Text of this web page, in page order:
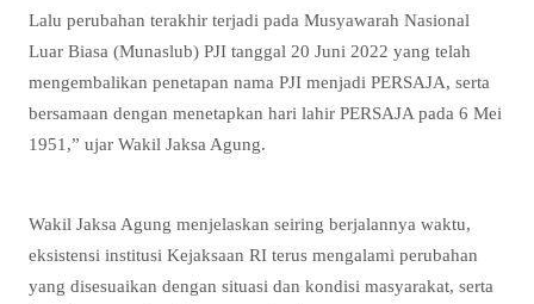
Lalu perubahan terakhir terjadi pada Musyawarah Nasional
Luar Biasa (Munaslub) PJI tanggal 20 Juni 2022 yang telah
mengembalikan penetapan nama PJI menjadi PERSAJA, serta
bersamaan dengan menetapkan hari lahir PERSAJA pada 6 Mei
1951,” ujar Wakil Jaksa Agung.
Wakil Jaksa Agung menjelaskan seiring berjalannya waktu,
eksistensi institusi Kejaksaan RI terus mengalami perubahan
yang disesuaikan dengan situasi dan kondisi masyarakat, serta